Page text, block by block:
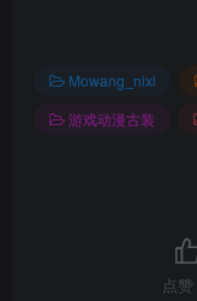
Mowang_nixi
游戏动漫古装
点赞